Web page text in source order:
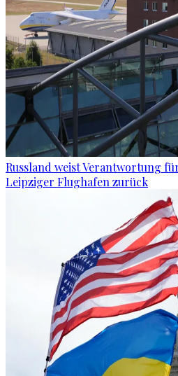
Russland weist Verantwortung
Leipziger Flughafen zurück